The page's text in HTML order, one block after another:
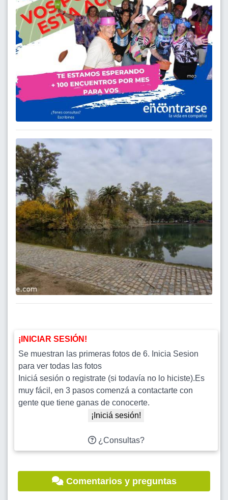
¡INICIAR SESIÓN!
Se muestran las primeras fotos de 6. Inicia Sesion
para ver todas las fotos
Iniciá sesión o registrate (si todavía no lo hiciste).Es
muy fácil, en 3 pasos comenzá a contactarte con
gente que tiene ganas de conocerte.
¡Iniciá sesión!
¿Consultas?
Comentarios y preguntas